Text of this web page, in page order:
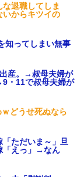
な退職してしま
いからキツイの
知ってしまい無事
産。→叔母夫婦が
・11で叔母夫婦が
どうせ死ぬなら
ただいま～」旦
「えっ」→なん